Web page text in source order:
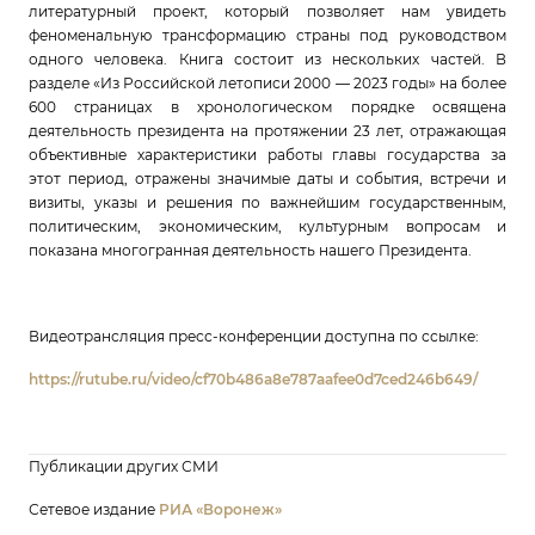
литературный проект, который позволяет нам увидеть
феноменальную трансформацию страны под руководством
одного человека. Книга состоит из нескольких частей. В
разделе «Из Российской летописи 2000 — 2023 годы» на более
600 страницах в хронологическом порядке освящена
деятельность президента на протяжении 23 лет, отражающая
объективные характеристики работы главы государства за
этот период, отражены значимые даты и события, встречи и
визиты, указы и решения по важнейшим государственным,
политическим, экономическим, культурным вопросам и
показана многогранная деятельность нашего Президента.
Видеотрансляция пресс-конференции доступна по ссылке:
https://rutube.ru/video/cf70b486a8e787aafee0d7ced246b649/
Публикации других СМИ
Сетевое издание РИА «Воронеж»